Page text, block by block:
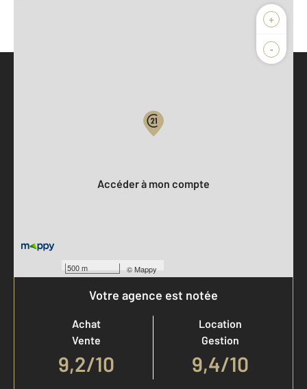
+
-
500 m ©Mappy
Accéder à mon compte
Votre agence est notée
Achat
Vente
9,2/10
Location
Gestion
9,4/10